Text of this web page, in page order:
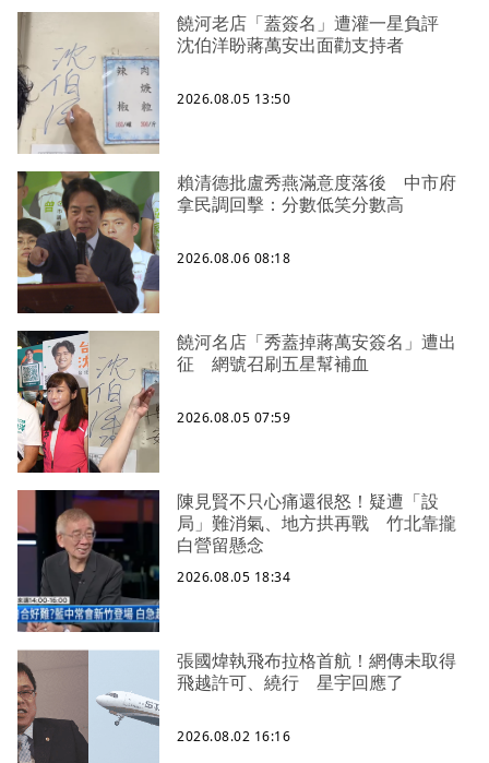
饒河老店「蓋簽名」遭灌一星負評
沈伯洋盼蔣萬安出面勸支持者
2026.08.05 13:50
賴清德批盧秀燕滿意度落後 中市府
拿民調回擊：分數低笑分數高
2026.08.06 08:18
饒河名店「秀蓋掉蔣萬安簽名」遭出
征 網號召刷五星幫補血
2026.08.05 07:59
陳見賢不只心痛還很怒！疑遭「設
局」難消氣、地方拱再戰 竹北靠攏
白營留懸念
2026.08.05 18:34
張國煒執飛布拉格首航！網傳未取得
飛越許可、繞行 星宇回應了
2026.08.02 16:16